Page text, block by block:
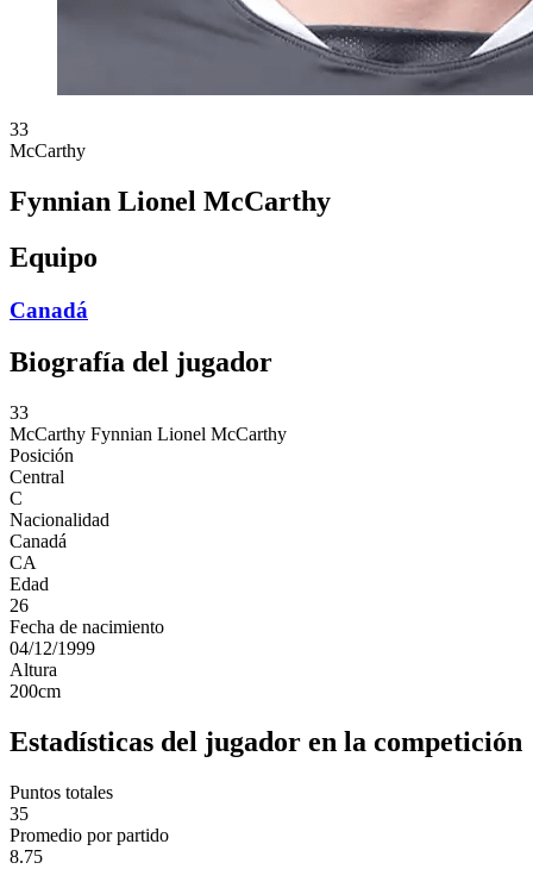
33
McCarthy
Fynnian Lionel McCarthy
Equipo
Canadá
Biografía del jugador
33
McCarthy Fynnian Lionel McCarthy
Posición
Central
C
Nacionalidad
Canadá
CA
Edad
26
Fecha de nacimiento
04/12/1999
Altura
200cm
Estadísticas del jugador en la competición
Puntos totales
35
Promedio por partido
8.75